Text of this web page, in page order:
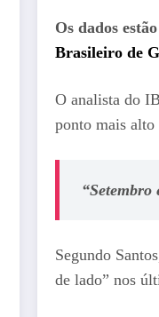
Os dados
Brasileiro de
O analista do
ponto mais alto
Segundo
de lado” nos